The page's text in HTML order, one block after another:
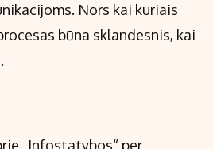
Nors kai kuriais
būna sklandesnis, kai
„Infostatybos“ per